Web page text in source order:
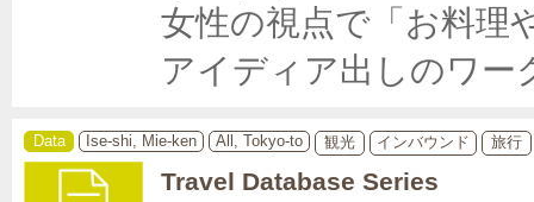
女性の視点で「お料理
アイディア出しのワー
Data Ise-shi, Mie-ken All, Tokyo-to 観光 インバウンド 旅行
Travel Database Series